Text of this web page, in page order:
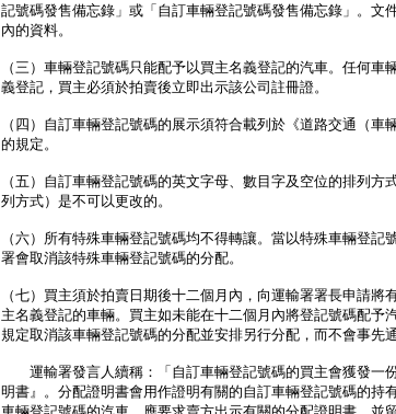
記號碼發售備忘錄」或「自訂車輛登記號碼發售備忘錄」。文
內的資料。
（三）車輛登記號碼只能配予以買主名義登記的汽車。任何車
義登記，買主必須於拍賣後立即出示該公司註冊證。
（四）自訂車輛登記號碼的展示須符合載列於《道路交通（車
的規定。
（五）自訂車輛登記號碼的英文字母、數目字及空位的排列方
列方式）是不可以更改的。
（六）所有特殊車輛登記號碼均不得轉讓。當以特殊車輛登記
署會取消該特殊車輛登記號碼的分配。
（七）買主須於拍賣日期後十二個月內，向運輸署署長申請將
主名義登記的車輛。買主如未能在十二個月內將登記號碼配予
規定取消該車輛登記號碼的分配並安排另行分配，而不會事先
運輸署發言人續稱：「自訂車輛登記號碼的買主會獲發一
明書』。分配證明書會用作證明有關的自訂車輛登記號碼的持